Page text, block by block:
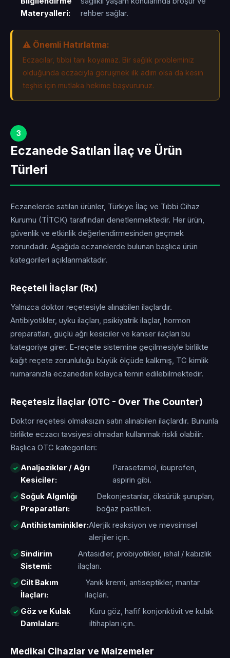
Materyalleri:
rehber sağlar.
⚠️ Önemli Hatırlatma:
Eczacılar, tıbbi tanı koyamaz. Bir sağlık probleminiz
olduğunda eczacıyla görüşmek ilk adım olsa da kesin
teşhis için mutlaka hekime başvurunuz.
3
Eczanede Satılan İlaç ve Ürün
Türleri
Eczanelerde satılan ürünler, Türkiye İlaç ve Tıbbi Cihaz
Kurumu (TİTCK) tarafından denetlenmektedir. Her ürün,
güvenlik ve etkinlik değerlendirmesinden geçmek
zorundadır. Aşağıda eczanelerde bulunan başlıca ürün
kategorileri açıklanmaktadır.
Reçeteli İlaçlar (Rx)
Yalnızca doktor reçetesiyle alınabilen ilaçlardır.
Antibiyotikler, uyku ilaçları, psikiyatrik ilaçlar, hormon
preparatları, güçlü ağrı kesiciler ve kanser ilaçları bu
kategoriye girer. E-reçete sistemine geçilmesiyle birlikte
kağıt reçete zorunluluğu büyük ölçüde kalkmış, TC kimlik
numaranızla eczaneden kolayca temin edilebilmektedir.
Reçetesiz İlaçlar (OTC - Over The Counter)
Doktor reçetesi olmaksızın satın alınabilen ilaçlardır. Bununla
birlikte eczacı tavsiyesi olmadan kullanmak riskli olabilir.
Başlıca OTC kategorileri:
Analjezikler / Ağrı
Kesiciler:
Parasetamol, ibuprofen,
aspirin gibi.
Soğuk Algınlığı
Preparatları:
Dekonjestanlar, öksürük şurupları,
boğaz pastilleri.
Antihistaminikler:Alerjik reaksiyon ve mevsimsel
alerjiler için.
Sindirim
Sistemi:
Antasidler, probiyotikler, ishal / kabızlık
ilaçları.
Cilt Bakım
İlaçları:
Yanık kremi, antiseptikler, mantar
ilaçları.
Göz ve Kulak
Damlaları:
Kuru göz, hafif konjonktivit ve kulak
iltihapları için.
Medikal Cihazlar ve Malzemeler